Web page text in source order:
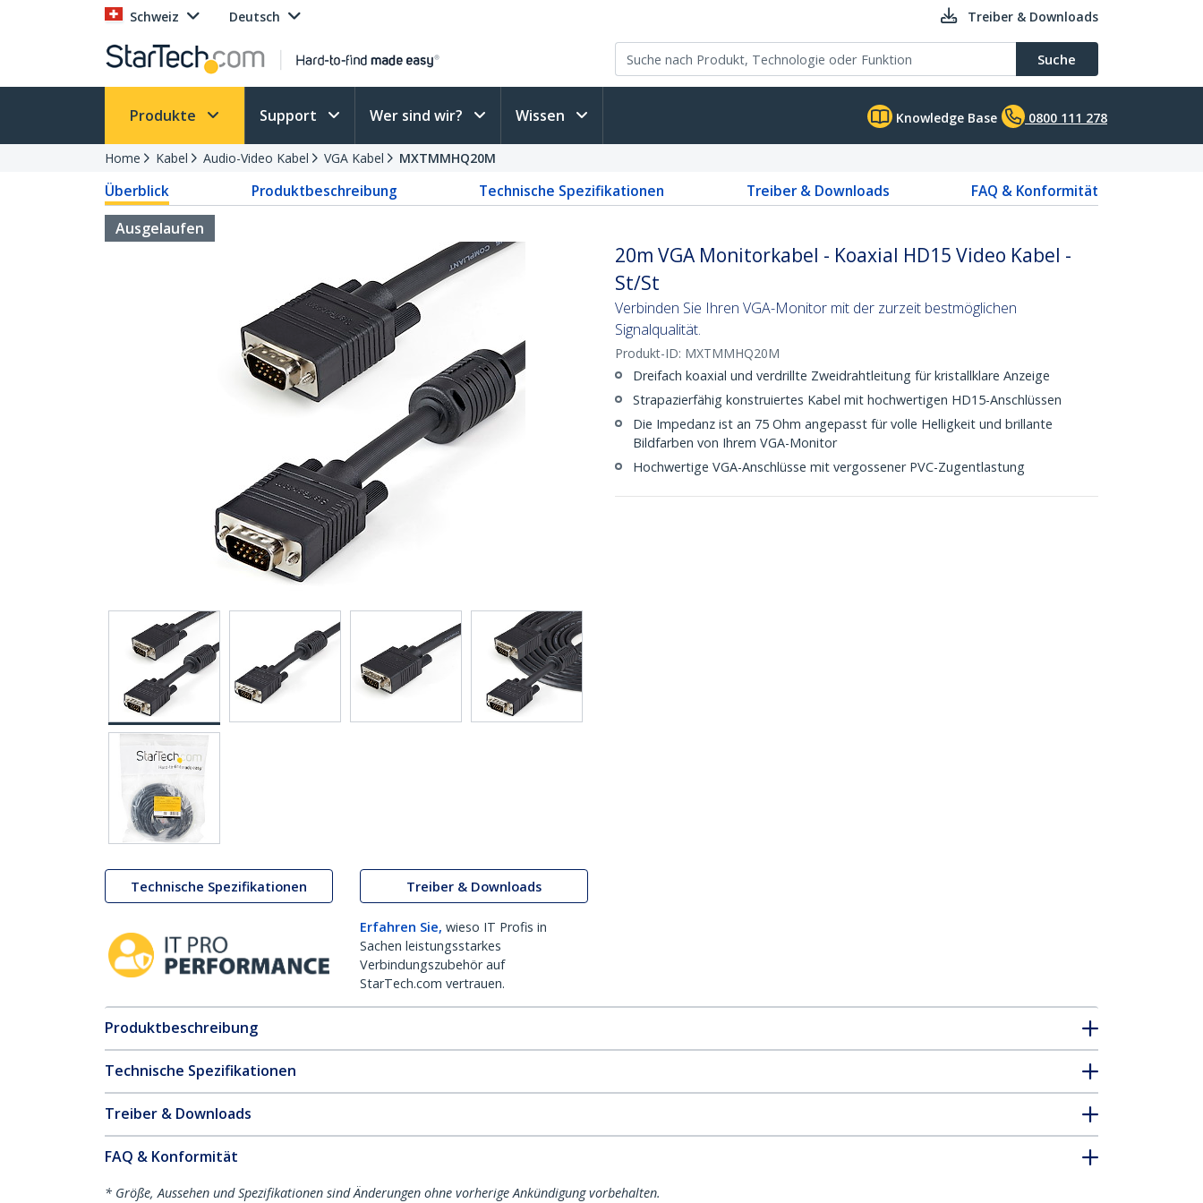
Schweiz Deutsch Treiber & Downloads
Suche
Produkte Support Wer sind wir? Wissen Knowledge Base 0800 111 278
Home Kabel Audio-Video Kabel VGA Kabel MXTMMHQ20M
Überblick Produktbeschreibung Technische Spezifikationen Treiber & Downloads
FAQ & Konformität
Ausgelaufen
Technische Spezifikationen Treiber & Downloads
Erfahren Sie, wieso IT Profis in
Sachen leistungsstarkes
Verbindungszubehör auf
StarTech.com vertrauen.
20m VGA Monitorkabel - Koaxial HD15 Video Kabel -
St/St
Verbinden Sie Ihren VGA-Monitor mit der zurzeit bestmöglichen
Signalqualität.
Produkt-ID: MXTMMHQ20M
Dreifach koaxial und verdrillte Zweidrahtleitung für kristallklare Anzeige
Strapazierfähig konstruiertes Kabel mit hochwertigen HD15-Anschlüssen
Die Impedanz ist an 75 Ohm angepasst für volle Helligkeit und brillante
Bildfarben von Ihrem VGA-Monitor
Hochwertige VGA-Anschlüsse mit vergossener PVC-Zugentlastung
Produktbeschreibung
Technische Spezifikationen
Treiber & Downloads
FAQ & Konformität
* Größe, Aussehen und Spezifikationen sind Änderungen ohne vorherige Ankündigung vorbehalten.